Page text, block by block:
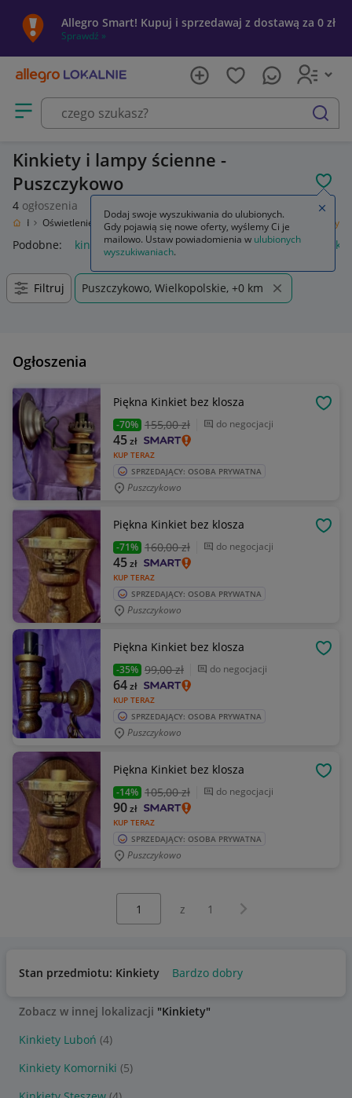
Allegro Smart! Kupuj i sprzedawaj z dostawą za 0 zł
Sprawdź »
Otwórz menu z kategoriami
szukaj
Kinkiety i lampy ścienne -
Puszczykowo
4 ogłoszenia
Oświetlenie Oświetlenie wewnętrzne Lampy ścienne Kinkiety
Podobne: kinkiet kinkiety zewnętrzne kinkiety ścienne
Filtruj Puszczykowo, Wielkopolskie, +0 km
Ogłoszenia
Piękna Kinkiet bez klosza
-70% 155,00 zł do negocjacji
KUP TERAZ
45zł
SPRZEDAJĄCY: OSOBA PRYWATNA
Puszczykowo
Piękna Kinkiet bez klosza
-71% 160,00 zł do negocjacji
KUP TERAZ
45zł
SPRZEDAJĄCY: OSOBA PRYWATNA
Puszczykowo
Piękna Kinkiet bez klosza
-35% 99,00 zł do negocjacji
KUP TERAZ
64zł
SPRZEDAJĄCY: OSOBA PRYWATNA
Puszczykowo
Piękna Kinkiet bez klosza
-14% 105,00 zł do negocjacji
KUP TERAZ
90zł
SPRZEDAJĄCY: OSOBA PRYWATNA
Puszczykowo
z 1 Następna strona
Stan przedmiotu: Kinkiety Bardzo dobry
Zobacz w innej lokalizacji "Kinkiety"
Kinkiety Luboń (4)
Kinkiety Komorniki (5)
Dodaj swoje wyszukiwania do ulubionych.
Gdy pojawią się nowe oferty, wyślemy Ci je
mailowo. Ustaw powiadomienia w ulubionych
wyszukiwaniach.